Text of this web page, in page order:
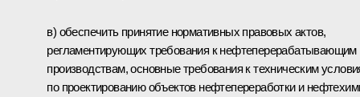
в) обеспечить принятие нормативных правовых актов,
регламентирующих требования к нефтеперерабатывающим
производствам, основные требования к техническим
по проектированию объектов нефтепереработки и